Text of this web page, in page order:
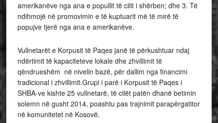
amerikanëve nga ana e popullit të cilit i shërben; dhe 3. Të
ndihmojë në promovimin e të kuptuarit më të mirë të
popujve tjerë nga ana e amerikanëve.
Vullnetarët e Korpusit të Paqes janë të përkushtuar ndaj
ndërtimit të kapaciteteve lokale dhe zhvillimit të
qëndrueshëm në nivelin bazë, për dallim nga financimi
tradicional i zhvillimit.Grupi i parë i Korpusit të Paqes i
SHBA-ve kishte 25 vullnetarë, të cilët patën dhanë betimin
solemn në gusht 2014, poashtu pas trajnimit parapërgatitor
në komunitetet në Kosovë.